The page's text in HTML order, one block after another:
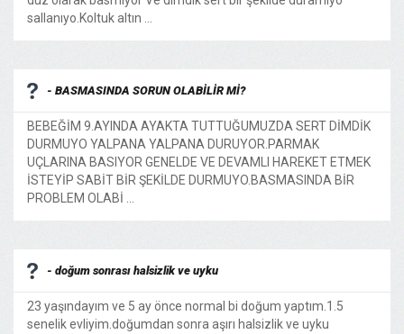
sallanıyo.Koltuk altın ...
- BASMASINDA SORUN OLABİLİR Mİ?
BEBEĞİM 9.AYINDA AYAKTA TUTTUĞUMUZDA SERT DİMDİK
DURMUYO YALPANA YALPANA DURUYOR.PARMAK
UÇLARINA BASIYOR GENELDE VE DEVAMLI HAREKET ETMEK
İSTEYİP SABİT BİR ŞEKİLDE DURMUYO.BASMASINDA BİR
PROBLEM OLABİ ...
- doğum sonrası halsizlik ve uyku
23 yaşındayım ve 5 ay önce normal bi doğum yaptım.1.5
senelik evliyim.doğumdan sonra aşırı halsizlik ve uyku